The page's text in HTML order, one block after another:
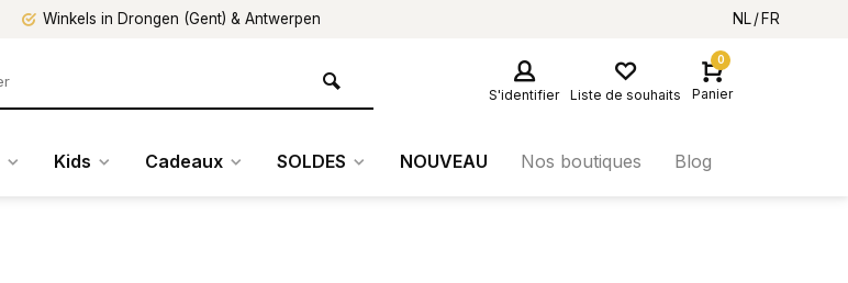
Winkels in Drongen (Gent) & Antwerpen NL FR
S'identifier Liste de souhaits
0
Panier
Kids Cadeaux SOLDES NOUVEAU Nos boutiques Blog